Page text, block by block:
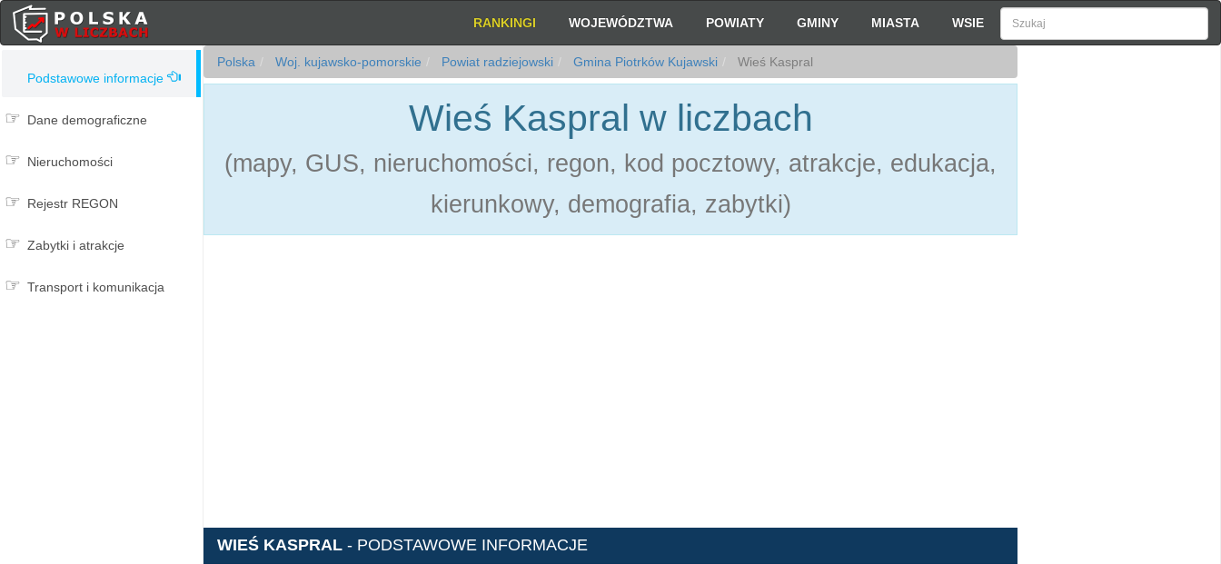
RANKINGI WOJEWÓDZTWA POWIATY GMINY MIASTA WSIE
Podstawowe informacje
Dane demograficzne
Nieruchomości
Rejestr REGON
Zabytki i atrakcje
Transport i komunikacja
Polska Woj. kujawsko-pomorskie Powiat radziejowski Gmina Piotrków Kujawski Wieś Kaspral
Wieś Kaspral w liczbach
(mapy, GUS, nieruchomości, regon, kod pocztowy, atrakcje, edukacja,
kierunkowy, demografia, zabytki)
WIEŚ KASPRAL - PODSTAWOWE INFORMACJE